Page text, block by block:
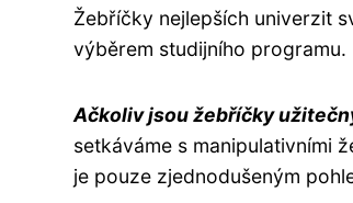
Žebříčky nejlepších univerzit
výběrem studijního programu.
Ačkoliv jsou žebříčky
setkáváme s manipulativními
je pouze zjednodušeným